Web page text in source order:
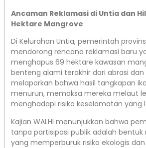
Ancaman Reklamasi di Untia dan
Hektare Mangrove
Di Kelurahan Untia, pemerintah
mendorong rencana reklamasi baru
menghapus 69 hektare kawasan
benteng alami terakhir dari abrasi dan
melaporkan bahwa hasil tangkapan
menurun, memaksa mereka melaut
menghadapi risiko keselamatan yang
Kajian WALHI menunjukkan bahwa
tanpa partisipasi publik adalah
yang memperburuk risiko ekologis dan